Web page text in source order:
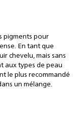
pigments pour
En tant que
chevelu, mais sans
aux types de peau
le plus recommandé
un mélange.